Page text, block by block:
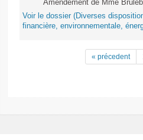
Amendement de Mme
Voir le dossier (Diverses
financière, environnementale,
« précedent